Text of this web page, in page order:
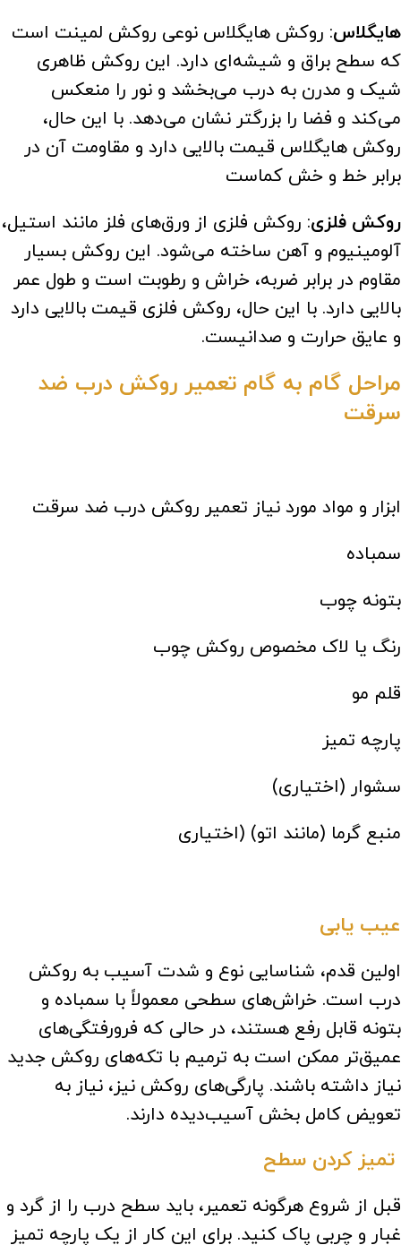
هایگلاس: روکش هایگلاس نوعی روکش لمینت است
که سطح براق و شیشه‌ای دارد. این روکش ظاهری
شیک و مدرن به درب می‌بخشد و نور را منعکس
می‌کند و فضا را بزرگتر نشان می‌دهد. با این حال،
روکش هایگلاس قیمت بالایی دارد و مقاومت آن در
برابر خط و خش کماست
روکش فلزی: روکش فلزی از ورق‌های فلز مانند استیل،
آلومینیوم و آهن ساخته می‌شود. این روکش بسیار
مقاوم در برابر ضربه، خراش و رطوبت است و طول عمر
بالایی دارد. با این حال، روکش فلزی قیمت بالایی دارد
و عایق حرارت و صدانیست.
مراحل گام به گام تعمیر روکش درب ضد
سرقت
ابزار و مواد مورد نیاز تعمیر روکش درب ضد سرقت
سمباده
بتونه چوب
رنگ یا لاک مخصوص روکش چوب
قلم مو
پارچه تمیز
سشوار (اختیاری)
منبع گرما (مانند اتو) (اختیاری
عیب یابی
اولین قدم، شناسایی نوع و شدت آسیب به روکش
درب است. خراش‌های سطحی معمولاً با سمباده و
بتونه قابل رفع هستند، در حالی که فرورفتگی‌های
عمیق‌تر ممکن است به ترمیم با تکه‌های روکش جدید
نیاز داشته باشند. پارگی‌های روکش نیز، نیاز به
تعویض کامل بخش آسیب‌دیده دارند.
تمیز کردن سطح
قبل از شروع هرگونه تعمیر، باید سطح درب را از گرد و
غبار و چربی پاک کنید. برای این کار از یک پارچه تمیز